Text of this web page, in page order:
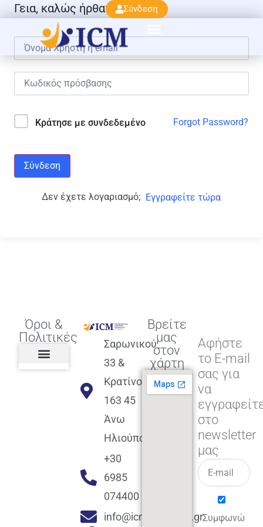
Σύνδεση
Γεια, καλώς ήρθατε πάλι!
Κράτησε με συνδεδεμένο Forgot Password?
Σύνδεση
Δεν έχετε λογαριασμό; Εγγραφείτε τώρα
Όροι &
Πολιτικές
Σαρωνικού
33 &
Κρατίνου
163 45
Άνω
Ηλιούπολη
+30
6985
074400
info@icmacademy.gr
Βρείτε
μας
στον
χάρτη
Αφήστε
το E-mail
σας για
να
στο
newsletter
μας
Συμφωνώ